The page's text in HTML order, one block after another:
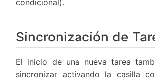
condicional).
Sincronización de
El inicio de una nueva tarea
sincronizar activando la casilla